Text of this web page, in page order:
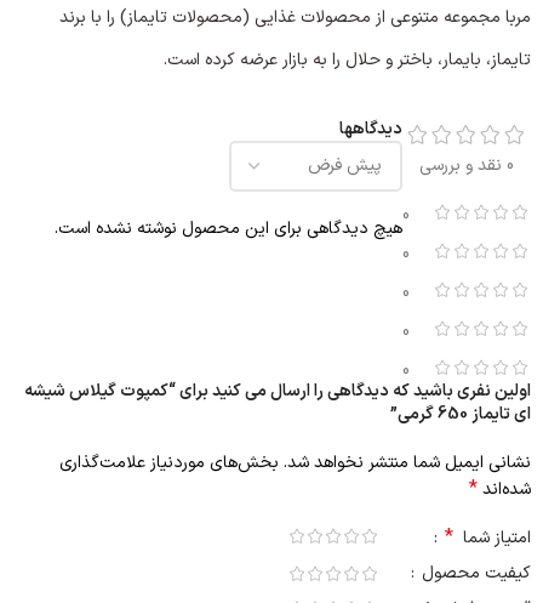
مربا مجموعه متنوعی از محصولات غذایی (محصولات تایماز) را با برند
تایماز، بایمار، باختر و حلال را به بازار عرضه کرده است.
0 نقد و بررسی
0
0
0
0
0
دیدگاهها
هیچ دیدگاهی برای این محصول نوشته نشده است.
اولین نفری باشید که دیدگاهی را ارسال می کنید برای “کمپوت گیلاس شیشه
ای تایماز 650 گرمی”
نشانی ایمیل شما منتشر نخواهد شد. بخش‌های موردنیاز علامت‌گذاری
شده‌اند*
امتیاز شما *
کیفیت محصول